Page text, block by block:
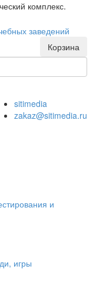
комплекс.
Корзина
sitimedia
zakaz@sitimedia.ru
и
игры